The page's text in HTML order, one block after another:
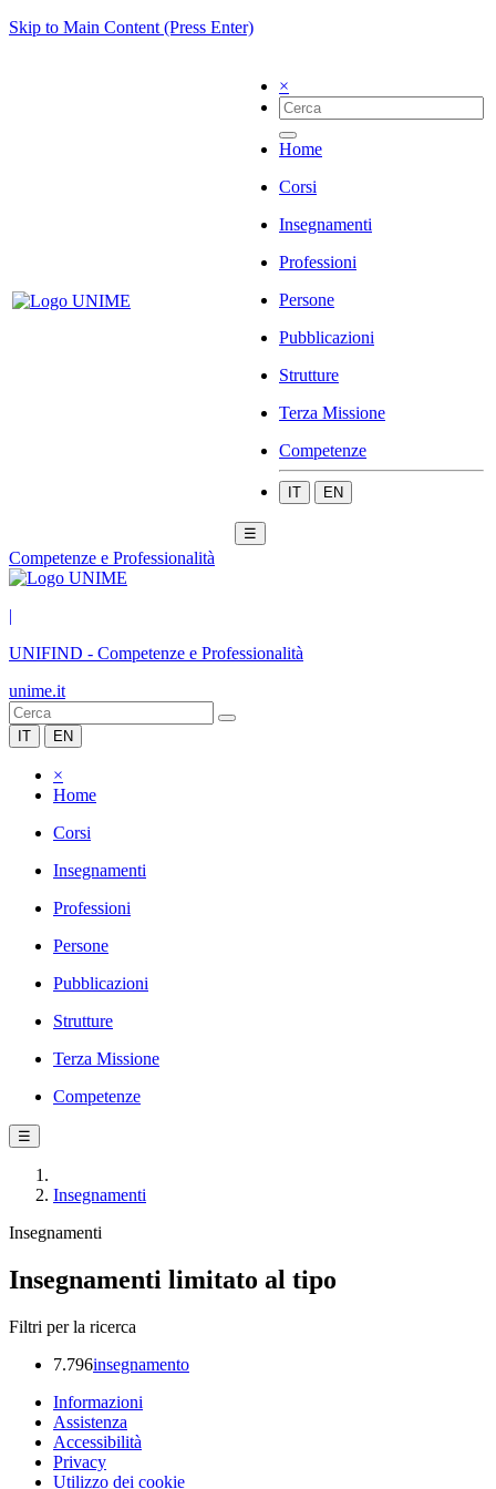
Skip to Main Content (Press Enter)
×
Home
Corsi
Insegnamenti
Professioni
Persone
Pubblicazioni
Strutture
Terza Missione
Competenze
IT EN
☰
Competenze e Professionalità
|
UNIFIND - Competenze e Professionalità
unime.it
IT EN
×
Home
Corsi
Insegnamenti
Professioni
Persone
Pubblicazioni
Strutture
Terza Missione
Competenze
☰
Insegnamenti
Insegnamenti
Insegnamenti limitato al tipo
Filtri per la ricerca
7.796insegnamento
Informazioni
Assistenza
Accessibilità
Privacy
Utilizzo dei cookie